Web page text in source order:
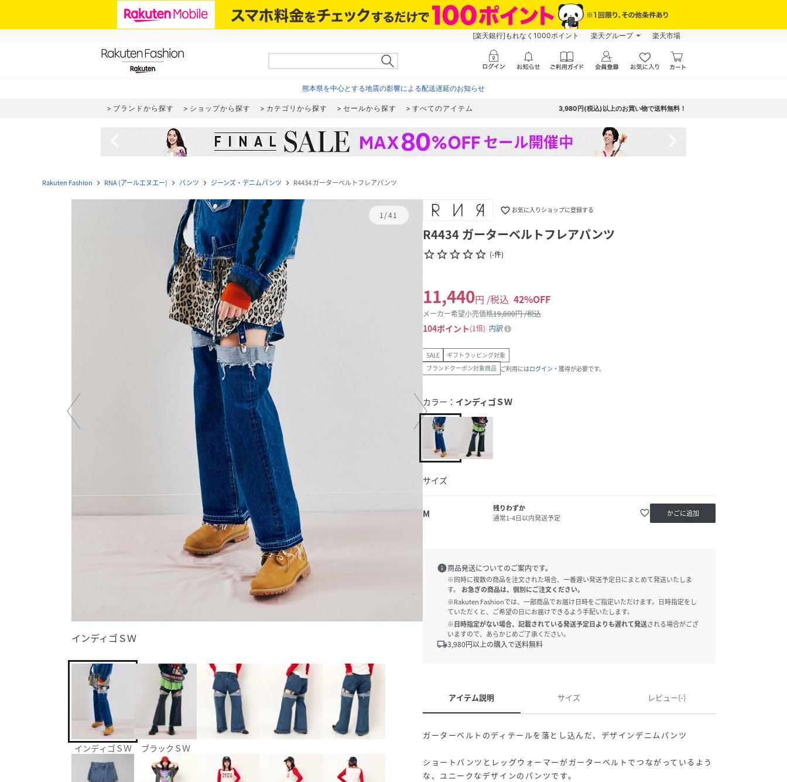
[楽天銀行]もれなく1000ポイント 楽天グループ 楽天市場
熊本県を中心とする地震の影響による配送遅延のお知らせ
ブランドから探す ショップから探す カテゴリから探す セールから探す すべてのアイテム 3,980円(税込)以上のお買い物で送料無料！
Rakuten Fashion navigate_next RNA (アールエヌエー) navigate_next パンツ navigate_next ジーンズ・デニムパンツ navigate_next R4434 ガーターベルトフレアパンツ
1/41
インディゴＳＷ
インディゴＳＷ ブラックＳＷ
favorite_border お気に入りショップに登録する
R4434 ガーターベルトフレアパンツ
star_borderstar_borderstar_borderstar_borderstar_border (-件)
11,440円 /税込 42%OFF
メーカー希望小売価格19,800円 /税込
104ポイント 1倍 内訳
SALE
ギフトラッピング対象
ブランドクーポン対象商品 ご利用にはログイン ・獲得が必要です。
カラー： インディゴＳＷ
サイズ
M
残りわずか
通常1-4日以内発送予定
favorite_border かごに追加
info商品発送についてのご案内です。
※同時に複数の商品を注文された場合、一番遅い発送予定日にまとめて発送いたしま
す。
お急ぎの商品は、個別にご注文ください。
※Rakuten Fashionでは、一部商品でお届け日時をご指定いただけます。日時指定をし
ていただくと、ご希望の日にお届けできるよう手配いたします。
※日時指定がない場合、記載されている発送予定日よりも遅れて発送される場合がござ
いますので、あらかじめご了承ください。
local_shipping3,980円以上の購入で送料無料
アイテム説明 サイズ レビュー(-)
ガーターベルトのディテールを落とし込んだ、デザインデニムパンツ
ショートパンツとレッグウォーマーがガーターベルトでつながっているよう
な、ユニークなデザインのパンツです。